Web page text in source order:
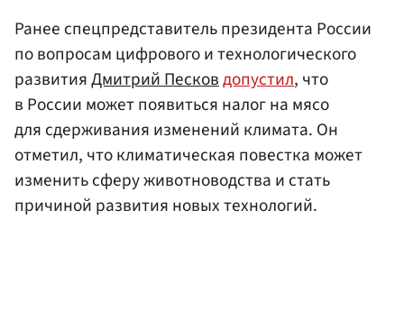
Ранее спецпредставитель президента России
по вопросам цифрового и технологического
развитияДмитрий Песковдопустил, что
в России может появиться налог на мясо
для сдерживания изменений климата. Он
отметил, что климатическая повестка может
изменить сферу животноводства и стать
причиной развития новых технологий.